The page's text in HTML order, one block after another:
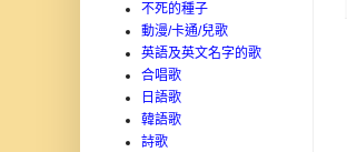
不死的種子
動漫/卡通/兒歌
英語及英文名字的歌
合唱歌
日語歌
韓語歌
詩歌